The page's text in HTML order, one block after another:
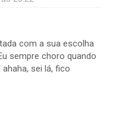
com a sua escolha
sempre choro quando
sei lá, fico